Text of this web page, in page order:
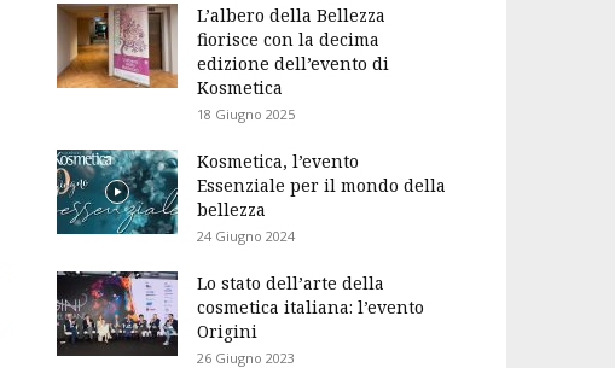
L’albero della Bellezza
fiorisce con la decima
edizione dell’evento di
Kosmetica
18 Giugno 2025
Kosmetica, l’evento
Essenziale per il mondo della
bellezza
24 Giugno 2024
Lo stato dell’arte della
cosmetica italiana: l’evento
Origini
26 Giugno 2023